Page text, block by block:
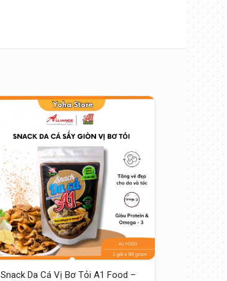
Snack Da Cá Vị Bơ Tỏi A1 Food –